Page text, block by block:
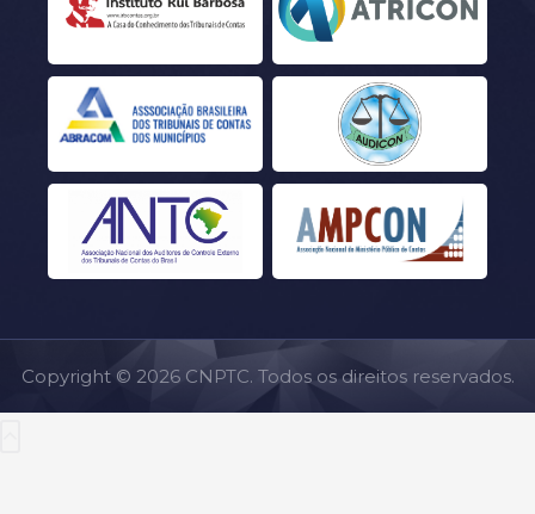
Copyright © 2026 CNPTC. Todos os direitos reservados.